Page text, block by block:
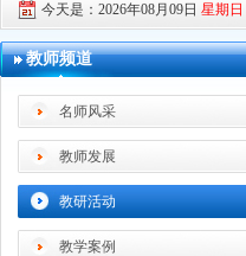
今天是：2026年08月09日 星期日
教师频道
名师风采
教师发展
教研活动
教学案例